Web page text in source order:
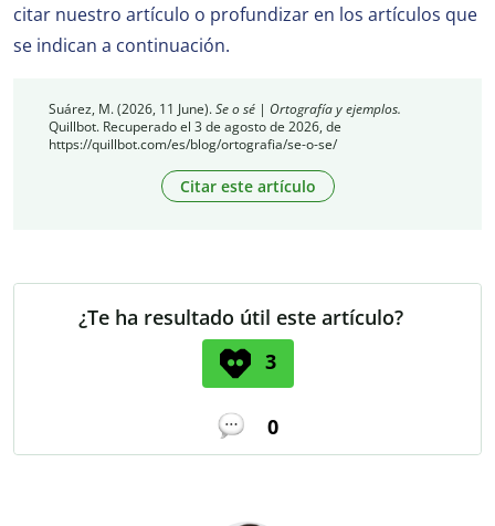
citar nuestro artículo o profundizar en los artículos que
se indican a continuación.
Suárez, M. (2026, 11 June).Se o sé | Ortografía y ejemplos.
Quillbot. Recuperado el 3 de agosto de 2026, de
https://quillbot.com/es/blog/ortografia/se-o-se/
Citar este artículo
¿Te ha resultado útil este artículo?
3
0